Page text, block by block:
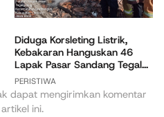
Diduga Korsleting Listrik,
Kebakaran Hanguskan 46
Lapak Pasar Sandang Tegal...
PERISTIWA
dapat mengirimkan komentar
ini.